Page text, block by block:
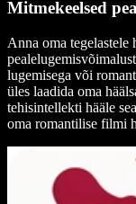
Mitmekeelsed
Anna oma tegelastele
lugemisega või
üles laadida oma
tehisintellekti hääle
oma romantilise filmi